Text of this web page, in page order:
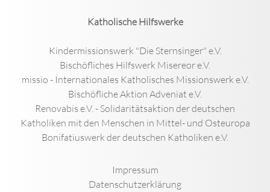
Katholische Hilfswerke
Kindermissionswerk "Die Sternsinger" e.V.
Bischöfliches Hilfswerk Misereor e.V.
missio - Internationales Katholisches Missionswerk e.V.
Bischöfliche Aktion Adveniat e.V.
Renovabis e.V. - Solidaritätsaktion der deutschen
Katholiken mit den Menschen in Mittel- und Osteuropa
Bonifatiuswerk der deutschen Katholiken e.V.
Impressum
Datenschutzerklärung